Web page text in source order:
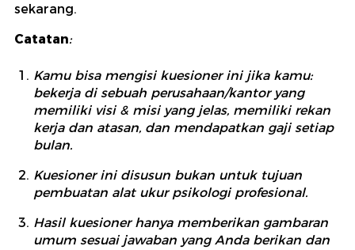
sekarang.
Catatan:
Kamu bisa mengisi kuesioner ini jika kamu:
bekerja di sebuah perusahaan/kantor yang
memiliki visi & misi yang jelas, memiliki rekan
kerja dan atasan, dan mendapatkan gaji setiap
bulan.
Kuesioner ini disusun bukan untuk tujuan
pembuatan alat ukur psikologi profesional.
Hasil kuesioner hanya memberikan gambaran
umum sesuai jawaban yang Anda berikan dan